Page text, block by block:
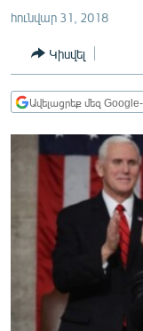
ՏՆՏԵՍՈՒԹՅՈՒՆ
ՂԱՐԱԲԱՂ
ՏԱՐԱԾԱՇՐՋԱՆ
ՄԻՋԱԶԳԱՅԻՆ
ՄՇԱԿՈՒՅԹ
ՍՊՈՐՏ
ՏՏ ԵՒ ԻՆՏԵՐՆԵՏ
հունվար 31, 2018
Կիսվել
Ավելացրեք մեզ Google-